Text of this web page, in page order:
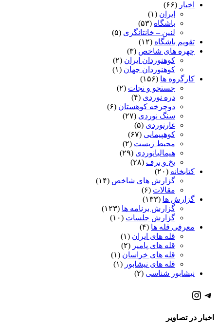
اخبار (۶۶)
ایران (۱)
باشگاه (۵۳)
لنین – خانتانگری (۵)
تقویم باشگاه (۱۲)
چهره های شاخص (۳)
کوهنوردان ایران (۲)
کوهنوردان جهان (۱)
کارگروه ها (۱۵۶)
جستجو و نجات (۲)
دره نوردی (۴)
دوچرخه کوهستان (۶)
سنگ نوردی (۲۷)
غارنوردی (۵)
کوهپیمایی (۶۷)
محیط زیست (۲)
هیمالیانوردی (۲۹)
یخ و برف (۲۸)
کتابخانه (۲۰)
گزارش های شاخص (۱۴)
مقالات (۶)
گزارش ها (۱۳۳)
گزارش برنامه ها (۱۲۳)
گزارش جلسات (۱۰)
معرفی قله ها (۴)
قله های ایران (۱)
قله های پامیر (۲)
قله های خراسان (۱)
قله های نیشابور (۱)
نیشابور شناسی (۲)
كانال تلگرام باشگاه
صفحه اينستاگرام باشگاه
اخبار در تصاویر